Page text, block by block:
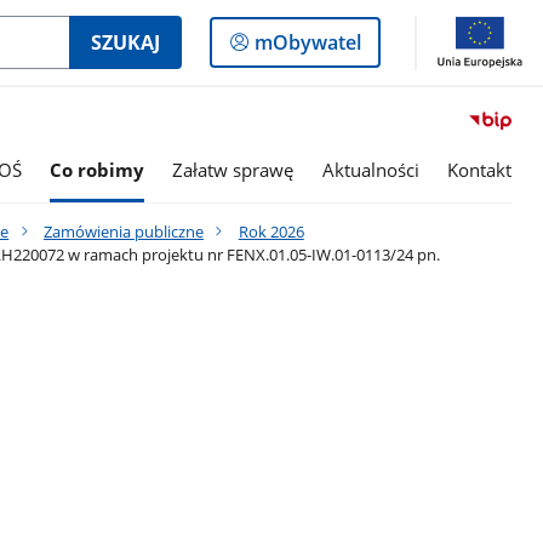
SZUKAJ
Logowanie
do
mObywatel
Co robimy Załatw sprawę Aktualności Kontakt
Zamówienia publiczne
Rok 2026
w ramach projektu nr FENX.01.05-IW.01-0113/24 pn.